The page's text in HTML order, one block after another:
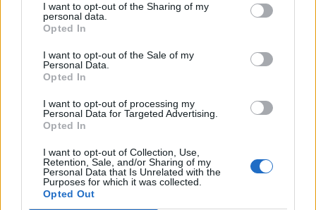
I want to opt-out of the Sharing of my
personal data.
Opted In
I want to opt-out of the Sale of my
Personal Data.
Opted In
I want to opt-out of processing my
Personal Data for Targeted Advertising.
Opted In
I want to opt-out of Collection, Use,
Retention, Sale, and/or Sharing of my
Personal Data that Is Unrelated with the
Purposes for which it was collected.
Opted Out
Αθλητική Αναψυχή.
• Ο χορός ως γέφυρα επικοινωνίας μεταξύ των μαθητών
Κορυτσάς (σελ. 413-423).
• ΕΥΑΝΘΙΑ ΣΤΙΒΑΝΑΚΗ, ομότιμη καθηγήτρια Τμ.
Θεατρικών Σπουδών ΕΚΠΑ,
- Προτάσεις απόδοσης του Χορού στο Αρχαίο Δράμα στην,
“λαογραφικές αναγνώσεις”/ παραδοσιακές χορευτικές
εκφράσεις και φόρμες: Ιστορικές και συγχρονικές
απόπειρες (σελ. 425-431).